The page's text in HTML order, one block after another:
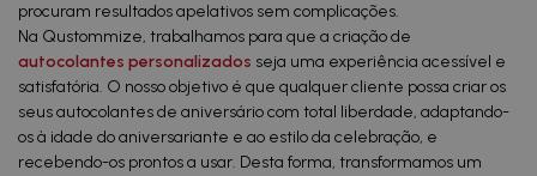
procuram resultados apelativos sem complicações.
Na Qustommize, trabalhamos para que a criação de
autocolantes personalizados seja uma experiência acessível e
satisfatória. O nosso objetivo é que qualquer cliente possa criar os
seus autocolantes de aniversário com total liberdade, adaptando-
os à idade do aniversariante e ao estilo da celebração, e
recebendo-os prontos a usar. Desta forma, transformamos um